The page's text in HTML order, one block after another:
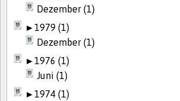
Dezember (1)
►1979 (1)
Dezember (1)
►1976 (1)
Juni (1)
►1974 (1)